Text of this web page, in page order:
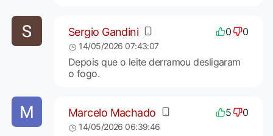
Sergio Gandini 0 0
14/05/2026 07:43:07
Depois que o leite derramou desligaram
o fogo.
Marcelo Machado 5 0
14/05/2026 06:39:46